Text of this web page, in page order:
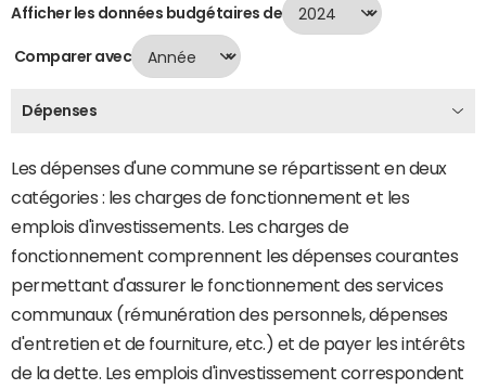
Afficher les données budgétaires de
Comparer avec
Dépenses
Les dépenses d'une commune se répartissent en deux
catégories : les charges de fonctionnement et les
emplois d'investissements. Les charges de
fonctionnement comprennent les dépenses courantes
permettant d'assurer le fonctionnement des services
communaux (rémunération des personnels, dépenses
d'entretien et de fourniture, etc.) et de payer les intérêts
de la dette. Les emplois d'investissement correspondent